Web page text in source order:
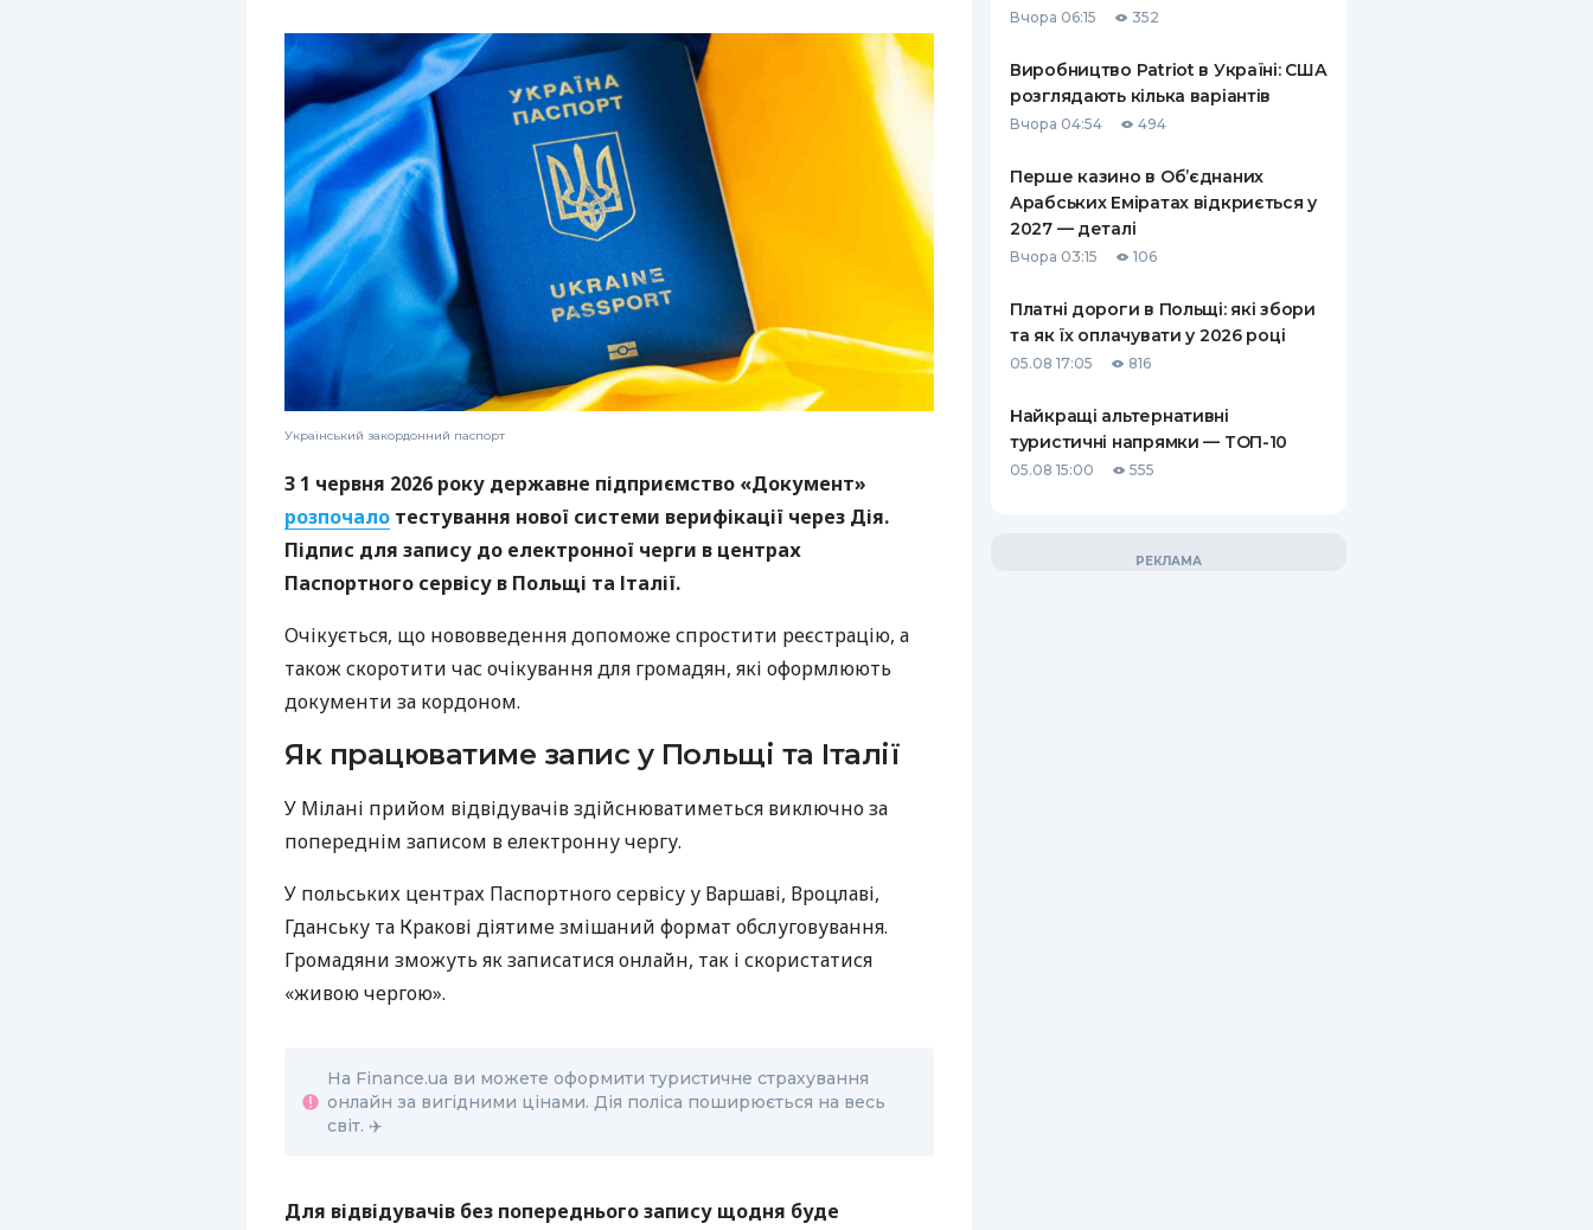
РЕЙТИНГ ДЕБЕТОВИХ
ЩОМІСЯЧНИЙ ОГЛЯД
ПУТІВНИКИ ПО
БАНКІВСЬКИХ КАРТКАХ
СТРАХУВАННЮ
ВСІ СТРАХОВІ ПОЛІСИ
ВІДГУКИ ПРО СТРАХОВІ
КОМПАНІЇ
КОНТАКТИ
Український закордонний паспорт
З 1 червня 2026 року державне підприємство «Документ»
розпочало тестування нової системи верифікації через Дія.
Підпис для запису до електронної черги в центрах
Паспортного сервісу в Польщі та Італії.
Очікується, що нововведення допоможе спростити реєстрацію, а
також скоротити час очікування для громадян, які оформлюють
документи за кордоном.
Як працюватиме запис у Польщі та Італії
У Мілані прийом відвідувачів здійснюватиметься виключно за
попереднім записом в електронну чергу.
У польських центрах Паспортного сервісу у Варшаві, Вроцлаві,
Гданську та Кракові діятиме змішаний формат обслуговування.
Громадяни зможуть як записатися онлайн, так і скористатися
«живою чергою».
На Finance.ua ви можете оформити туристичне страхування
онлайн за вигідними цінами. Дія поліса поширюється на весь
світ. ✈️
Для відвідувачів без попереднього запису щодня буде
Вчора 06:15 352
Виробництво Patriot в Україні: США
розглядають кілька варіантів
Вчора 04:54 494
Перше казино в Об’єднаних
Арабських Еміратах відкриється у
2027 — деталі
Вчора 03:15 106
Платні дороги в Польщі: які збори
та як їх оплачувати у 2026 році
05.08 17:05 816
Найкращі альтернативні
туристичні напрямки — ТОП-10
05.08 15:00 555